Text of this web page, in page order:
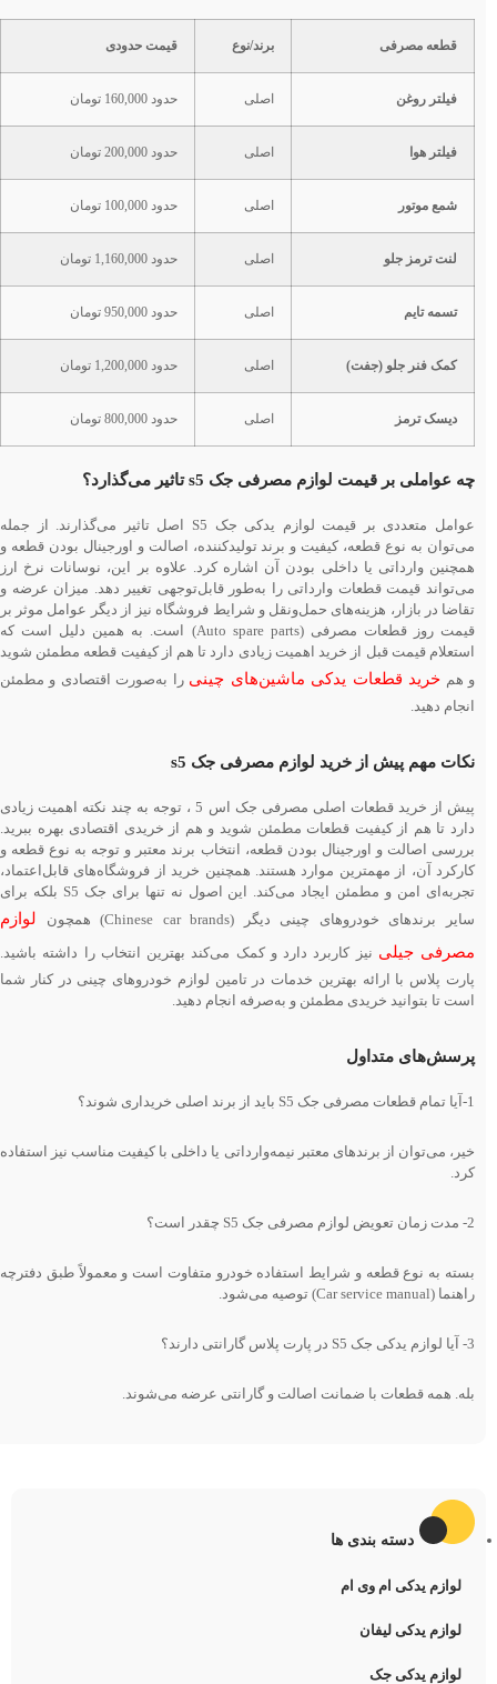
دسته بندی ها
لوازم یدکی ام وی ام
لوازم یدکی لیفان
لوازم یدکی جک
قطعه مصرفی برند/نوع قیمت حدودی
فیلتر روغن اصلی حدود 160,000 تومان
فیلتر هوا اصلی حدود 200,000 تومان
شمع موتور اصلی حدود 100,000 تومان
لنت ترمز جلو اصلی حدود 1,160,000 تومان
تسمه تایم اصلی حدود 950,000 تومان
کمک فنر جلو (جفت) اصلی حدود 1,200,000 تومان
دیسک ترمز اصلی حدود 800,000 تومان
چه عواملی بر قیمت لوازم مصرفی جک s5 تاثیر می‌گذارد؟
عوامل متعددی بر قیمت لوازم یدکی جک S5 اصل تاثیر می‌گذارند. از جمله
می‌توان به نوع قطعه، کیفیت و برند تولیدکننده، اصالت و اورجینال بودن قطعه و
همچنین وارداتی یا داخلی بودن آن اشاره کرد. علاوه بر این، نوسانات نرخ ارز
می‌تواند قیمت قطعات وارداتی را به‌طور قابل‌توجهی تغییر دهد. میزان عرضه و
تقاضا در بازار، هزینه‌های حمل‌ونقل و شرایط فروشگاه نیز از دیگر عوامل موثر بر
قیمت روز قطعات مصرفی (Auto spare parts) است. به همین دلیل است که
استعلام قیمت قبل از خرید اهمیت زیادی دارد تا هم از کیفیت قطعه مطمئن شوید
و همخرید قطعات یدکی ماشین‌های چینیرا به‌صورت اقتصادی و مطمئن
انجام دهید.
نکات مهم پیش از خرید لوازم مصرفی جک s5
پیش از خرید قطعات اصلی مصرفی جک اس 5 ، توجه به چند نکته اهمیت زیادی
دارد تا هم از کیفیت قطعات مطمئن شوید و هم از خریدی اقتصادی بهره ببرید.
بررسی اصالت و اورجینال بودن قطعه، انتخاب برند معتبر و توجه به نوع قطعه و
کارکرد آن، از مهمترین موارد هستند. همچنین خرید از فروشگاه‌های قابل‌اعتماد،
تجربه‌ای امن و مطمئن ایجاد می‌کند. این اصول نه تنها برای جک S5 بلکه برای
سایر برندهای خودروهای چینی دیگر (Chinese car brands) همچون
لوازم
مصرفی جیلینیز کاربرد دارد و کمک می‌کند بهترین انتخاب را داشته باشید.
پارت پلاس با ارائه بهترین خدمات در تامین لوازم خودروهای چینی در کنار شما
است تا بتوانید خریدی مطمئن و به‌صرفه انجام دهید.
پرسش‌های متداول
خیر، می‌توان از برندهای معتبر نیمه‌وارداتی یا داخلی با کیفیت مناسب نیز استفاده
کرد.
بسته به نوع قطعه و شرایط استفاده خودرو متفاوت است و معمولاً طبق دفترچه
راهنما (Car service manual) توصیه می‌شود.
بله. همه قطعات با ضمانت اصالت و گارانتی عرضه می‌شوند.